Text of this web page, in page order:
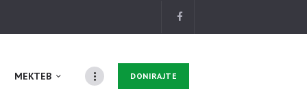
MEKTEB DONIRAJTE